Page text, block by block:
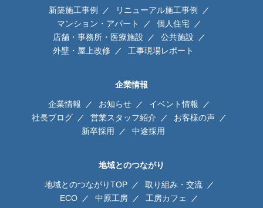
新築施工事例
リニューアル施工事例
マンション・アパート
個人住宅
店舗・事務所・医療施設
公共施設
外壁・屋上改修
工事現場レポート
企業情報
企業情報 お知らせ
イベント情報
社長ブログ
営業スタッフ紹介
お客様の声
新卒採用
中途採用
地域とのつながり
地域とのつながりTOP
取り組み・交流
ECO
中原工房
工房カフェ